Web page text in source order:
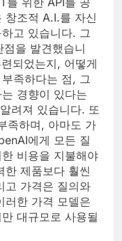
창조적 A.I.를 자신
고 있습니다. 그
을 발견했습니
되었는지, 어떻게
족하다는 점, 그
경향이 있다는
려져 있습니다. 또
족하며, 아마도 가
에게 모든 질
비용을 지불해야
한 제품보다 훨씬
고 가격은 질의와
러한 가격 모델은
대규모로 사용될